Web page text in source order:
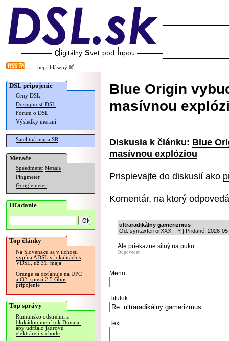
neprihlásený
DSL pripojenie
Ceny DSL
Dostupnosť DSL
Fórum o DSL
Výsledky meraní
Satelitná mapa SR
Merače
Speedmeter Merania
Pingmeter
Googlemeter
Hľadanie
Top články
Na Slovensku sa v tichosti
vypína ADSL v lokalitách s
VDSL, už 31. mája
Orange sa doťahuje na UPC
a O2, spustí 2.5 Gbps
pripojenie
Top správy
Rumunsko odstrelmi a
blokádou mení tok Dunaja,
aby udržalo jadrovú
elektráreň v chode
Blue Origin
masívnou
Diskusia k článku: Blue
masívnou explóziou
Prispievajte do diskusií ako
Komentár, na ktorý
ultraradikálny gamerizmus
Od: syntaxterrorXXX, . Y | Pridané: 2026-
Ale priekazne silný na puku.
Odpovedať
Meno:
Titulok:
Text: